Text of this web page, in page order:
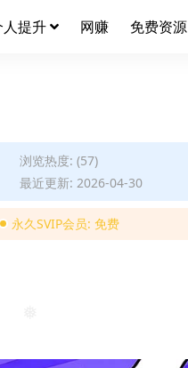
❅
人提升 网赚 免费资源
浏览热度: (57)
最近更新: 2026-04-30
永久SVIP会员: 免费